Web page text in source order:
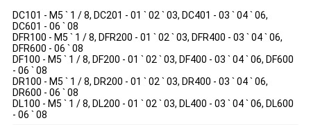
DC101 - M5 ` 1 / 8, DC201 - 01 ` 02 ` 03, DC401 - 03 ` 04 ` 06,
DC601 - 06 ` 08
DFR100 - M5 ` 1 / 8, DFR200 - 01 ` 02 ` 03, DFR400 - 03 ` 04 ` 06,
DFR600 - 06 ` 08
DF100 - M5 ` 1 / 8, DF200 - 01 ` 02 ` 03, DF400 - 03 ` 04 ` 06, DF600
- 06 ` 08
DR100 - M5 ` 1 / 8, DR200 - 01 ` 02 ` 03, DR400 - 03 ` 04 ` 06,
DR600 - 06 ` 08
DL100 - M5 ` 1 / 8, DL200 - 01 ` 02 ` 03, DL400 - 03 ` 04 ` 06, DL600
- 06 ` 08